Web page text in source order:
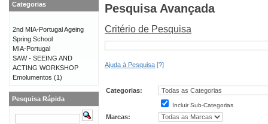
Pesquisa Avançada
Critério de Pesquisa
Ajuda à Pesquisa [?]
Categorias:
Incluir Sub-Categorias
Marcas:
Categorias
2nd MIA-Portugal Ageing
Spring School
MIA-Portugal
SAW - SEEING AND
ACTING WORKSHOP
Emolumentos (1)
Pesquisa Rápida